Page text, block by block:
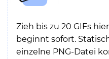
Zieh bis zu 20 GIFs
beginnt sofort.
einzelne PNG-Datei